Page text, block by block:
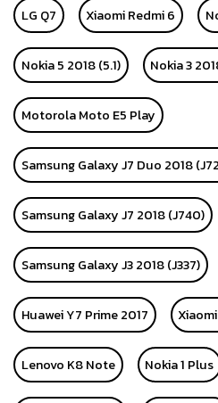
LG Q7 Xiaomi Redmi 6
Nokia 5 2018 (5.1) Nokia 3
Motorola Moto E5 Play
Samsung Galaxy J7 Duo 2018
Samsung Galaxy J7 2018 (J740)
Samsung Galaxy J3 2018 (J337)
Huawei Y7 Prime 2017
Lenovo K8 Note Nokia 1 Plus